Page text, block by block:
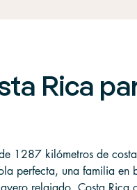
Rica
1287 kilómetros de costa
perfecta, una familia en